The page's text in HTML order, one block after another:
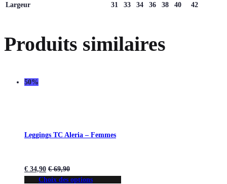
Largeur
31 33 34 36 38 40 42
Produits similaires
50%
Leggings TC Aleria – Femmes
€ 34,90 €69,90
Choix des options